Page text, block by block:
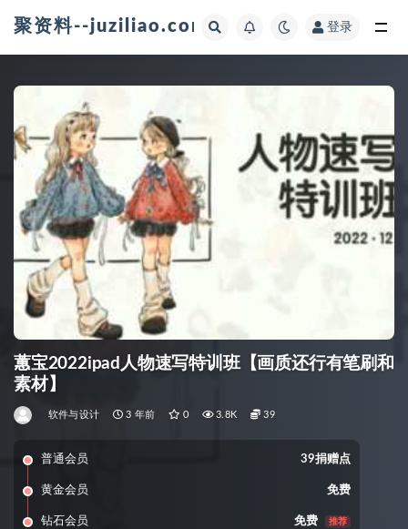
聚资料--juziliao.com--全网资料整合平台
登录
蕙宝2022ipad人物速写特训班【画质还行有笔刷和
素材】
软件与设计 3 年前 0 3.8K 39
普通会员 39捐赠点
黄金会员 免费
钻石会员 免费 推荐